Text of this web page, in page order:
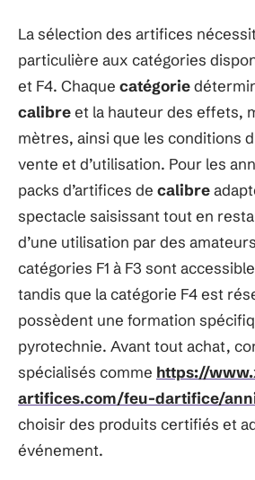
La sélection des artifices
particulière aux catégories
et F4. Chaque catégorie
calibreet la hauteur des effets,
mètres, ainsi que les conditions
vente et d’utilisation. Pour les
packs d’artifices de calibre
spectacle saisissant tout en
d’une utilisation par des
catégories F1 à F3 sont
tandis que la catégorie F4 est
possèdent une formation
pyrotechnie. Avant tout achat,
spécialisés comme https://
artifices.com/feu-dartifice/
choisir des produits certifiés et
événement.